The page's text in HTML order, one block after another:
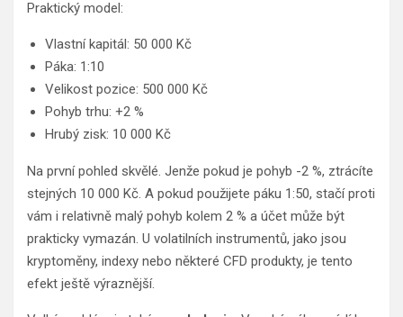
Praktický model:
Vlastní kapitál: 50 000 Kč
Páka: 1:10
Velikost pozice: 500 000 Kč
Pohyb trhu: +2 %
Hrubý zisk: 10 000 Kč
Na první pohled skvělé. Jenže pokud je pohyb -2 %, ztrácíte
stejných 10 000 Kč. A pokud použijete páku 1:50, stačí proti
vám i relativně malý pohyb kolem 2 % a účet může být
prakticky vymazán. U volatilních instrumentů, jako jsou
kryptoměny, indexy nebo některé CFD produkty, je tento
efekt ještě výraznější.